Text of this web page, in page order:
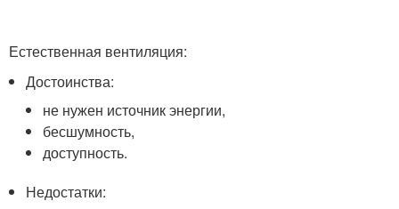
Естественная вентиляция:
Достоинства:
не нужен источник энергии,
бесшумность,
доступность.
Недостатки: